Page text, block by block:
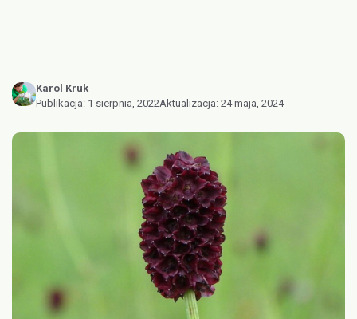
Karol Kruk
Publikacja: 1 sierpnia, 2022Aktualizacja: 24 maja, 2024